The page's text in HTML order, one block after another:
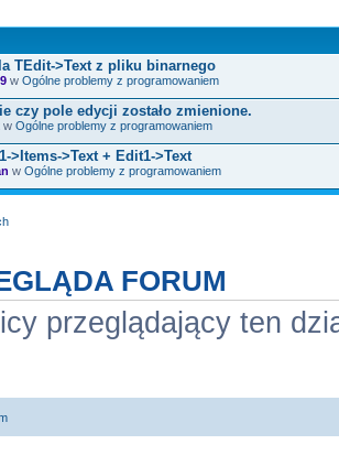
TEdit->Text z pliku binarnego
w Ogólne problemy z programowaniem
czy pole edycji zostało zmienione.
w Ogólne problemy z programowaniem
>Items->Text + Edit1->Text
w Ogólne problemy z programowaniem
FORUM
przeglądający ten